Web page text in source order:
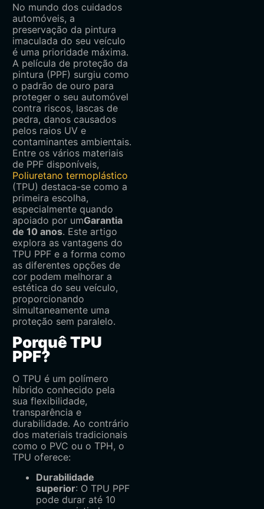
No mundo dos cuidados
automóveis, a
preservação da pintura
imaculada do seu veículo
é uma prioridade máxima.
A película de proteção da
pintura (PPF) surgiu como
o padrão de ouro para
proteger o seu automóvel
contra riscos, lascas de
pedra, danos causados
pelos raios UV e
contaminantes ambientais.
Entre os vários materiais
de PPF disponíveis,
Poliuretano termoplástico
(TPU) destaca-se como a
primeira escolha,
especialmente quando
apoiado por umGarantia
de 10 anos. Este artigo
explora as vantagens do
TPU PPF e a forma como
as diferentes opções de
cor podem melhorar a
estética do seu veículo,
proporcionando
simultaneamente uma
proteção sem paralelo.
Porquê TPU
PPF?
O TPU é um polímero
híbrido conhecido pela
sua flexibilidade,
transparência e
durabilidade. Ao contrário
dos materiais tradicionais
como o PVC ou o TPH, o
TPU oferece:
Durabilidade
superior: O TPU PPF
pode durar até 10